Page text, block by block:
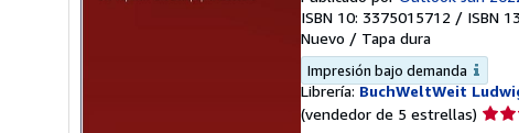
ISBN 10: 3375015712 / ISBN
Nuevo / Tapa dura
Impresión bajo demanda
Librería: BuchWeltWeit
(vendedor de 5 estrellas)